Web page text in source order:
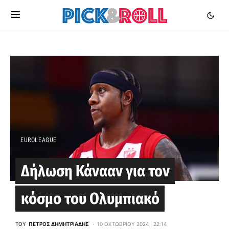
EUROLEAGUE
Δήλωση Κάνααν για τον
κόσμο του Ολυμπιακό
ΤΟΥ ΠΈΤΡΟΣ ΔΗΜΗΤΡΙΆΔΗΣ 10 ΟΚΤΩΒΡΊΟΥ 2024 | 22:14